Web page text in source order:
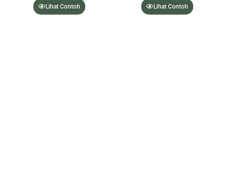
Lihat Contoh Lihat Contoh